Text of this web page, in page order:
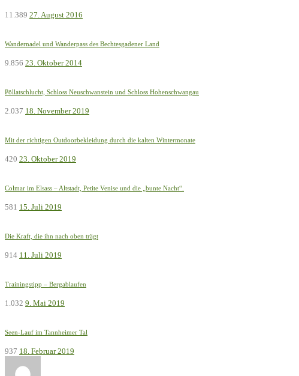
11.389 27. August 2016
Wandernadel und Wanderpass des Bechtesgadener Land
9.856 23. Oktober 2014
Pöllatschlucht, Schloss Neuschwanstein und Schloss Hohenschwangau
2.037 18. November 2019
Mit der richtigen Outdoorbekleidung durch die kalten Wintermonate
420 23. Oktober 2019
Colmar im Elsass – Altstadt, Petite Venise und die „bunte Nacht“.
581 15. Juli 2019
Die Kraft, die ihn nach oben trägt
914 11. Juli 2019
Trainingstipp – Bergablaufen
1.032 9. Mai 2019
Seen-Lauf im Tannheimer Tal
937 18. Februar 2019